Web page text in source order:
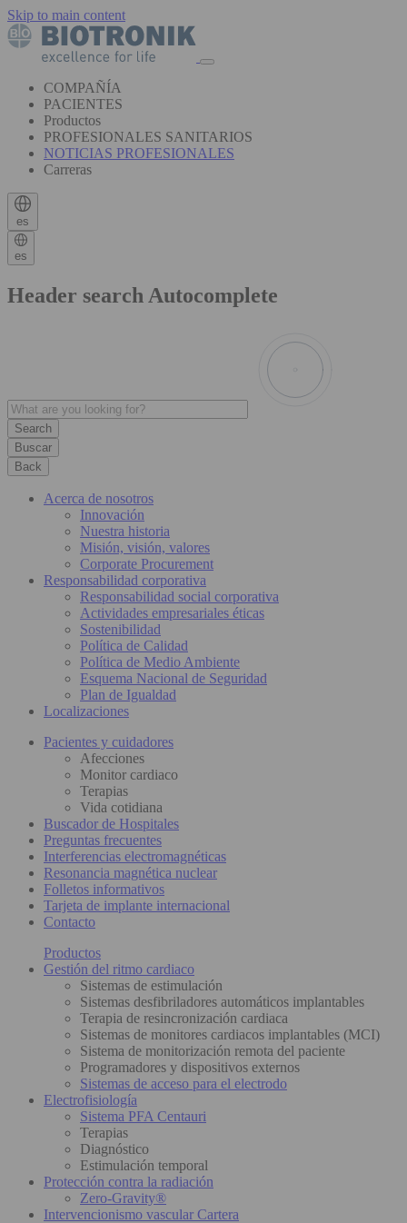
Skip to main content
COMPAÑÍA
PACIENTES
Productos
PROFESIONALES SANITARIOS
NOTICIAS PROFESIONALES
Carreras
es
es
Header search Autocomplete
Buscar
Back
Acerca de nosotros
Innovación
Nuestra historia
Misión, visión, valores
Corporate Procurement
Responsabilidad corporativa
Responsabilidad social corporativa
Actividades empresariales éticas
Sostenibilidad
Política de Calidad
Política de Medio Ambiente
Esquema Nacional de Seguridad
Plan de Igualdad
Localizaciones
Pacientes y cuidadores
Afecciones
Monitor cardiaco
Terapias
Vida cotidiana
Buscador de Hospitales
Preguntas frecuentes
Interferencias electromagnéticas
Resonancia magnética nuclear
Folletos informativos
Tarjeta de implante internacional
Contacto
Productos
Gestión del ritmo cardiaco
Sistemas de estimulación
Sistemas desfibriladores automáticos implantables
Terapia de resincronización cardiaca
Sistemas de monitores cardiacos implantables (MCI)
Sistema de monitorización remota del paciente
Programadores y dispositivos externos
Sistemas de acceso para el electrodo
Electrofisiología
Sistema PFA Centauri
Terapias
Diagnóstico
Estimulación temporal
Protección contra la radiación
Zero-Gravity®
Intervencionismo vascular Cartera